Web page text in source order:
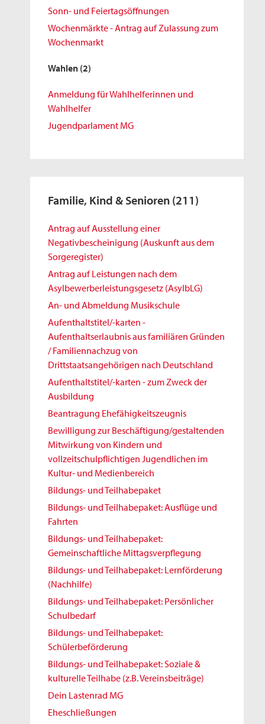
Sonn- und Feiertagsöffnungen
Wochenmärkte - Antrag auf Zulassung zum
Wochenmarkt
Wahlen (2)
Anmeldung für Wahlhelferinnen und
Wahlhelfer
Jugendparlament MG
Familie, Kind & Senioren (211)
Antrag auf Ausstellung einer
Negativbescheinigung (Auskunft aus dem
Sorgeregister)
Antrag auf Leistungen nach dem
Asylbewerberleistungsgesetz (AsylbLG)
An- und Abmeldung Musikschule
Aufenthaltstitel/-karten -
Aufenthaltserlaubnis aus familiären Gründen
/ Familiennachzug von
Drittstaatsangehörigen nach Deutschland
Aufenthaltstitel/-karten - zum Zweck der
Ausbildung
Beantragung Ehefähigkeitszeugnis
Bewilligung zur Beschäftigung/gestaltenden
Mitwirkung von Kindern und
vollzeitschulpflichtigen Jugendlichen im
Kultur- und Medienbereich
Bildungs- und Teilhabepaket
Bildungs- und Teilhabepaket: Ausflüge und
Fahrten
Bildungs- und Teilhabepaket:
Gemeinschaftliche Mittagsverpflegung
Bildungs- und Teilhabepaket: Lernförderung
(Nachhilfe)
Bildungs- und Teilhabepaket: Persönlicher
Schulbedarf
Bildungs- und Teilhabepaket:
Schülerbeförderung
Bildungs- und Teilhabepaket: Soziale &
kulturelle Teilhabe (z.B. Vereinsbeiträge)
Dein Lastenrad MG
Eheschließungen